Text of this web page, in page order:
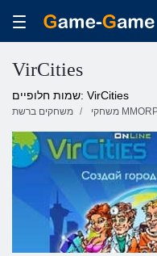
VirCities
שמות חלופיים: VirCities
משחקים ברשת